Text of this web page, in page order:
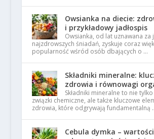
Owsianka na diecie:
i przykładowy jadłospis
Owsianka, od lat uznawana za
najzdrowszych śniadań, zyskuje coraz
popularność wśród osób dbających o …
Składniki mineralne:
zdrowia i równowagi
Składniki mineralne to nie
związki chemiczne, ale także kluczowe
zdrowia, które odgrywają fundamentalną
Cebula dymka –